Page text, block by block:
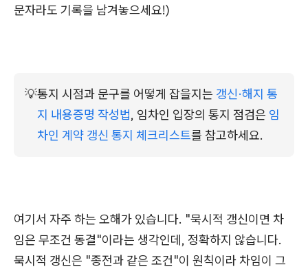
문자라도 기록을 남겨놓으세요!)
💡통지 시점과 문구를 어떻게 잡을지는 갱신·해지 통
지 내용증명 작성법, 임차인 입장의 통지 점검은 임
차인 계약 갱신 통지 체크리스트를 참고하세요.
여기서 자주 하는 오해가 있습니다. "묵시적 갱신이면 차
임은 무조건 동결"이라는 생각인데, 정확하지 않습니다.
묵시적 갱신은 "종전과 같은 조건"이 원칙이라 차임이 그